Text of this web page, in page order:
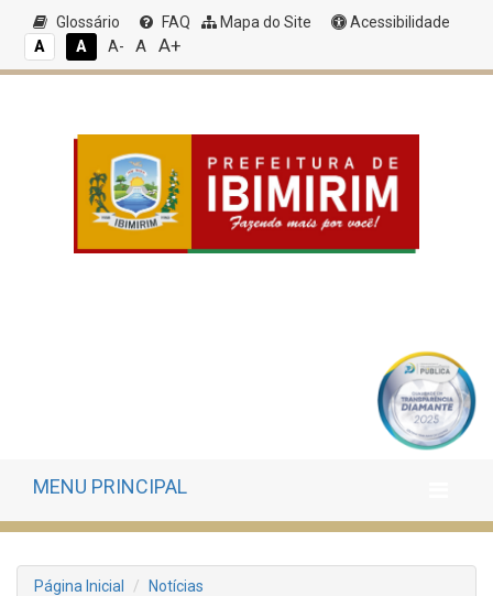
Glossário FAQ Mapa do Site
Acessibilidade
A
A A- A A+
MENU PRINCIPAL
Página Inicial
Notícias